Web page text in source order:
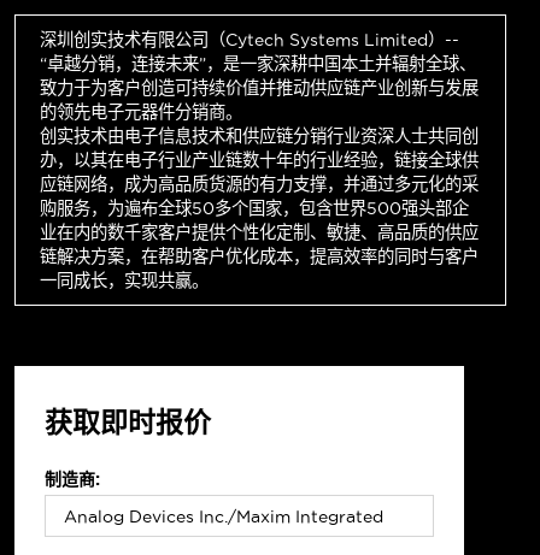
深圳创实技术有限公司（Cytech Systems Limited）--
“卓越分销，连接未来”，是一家深耕中国本土并辐射全球、
致力于为客户创造可持续价值并推动供应链产业创新与发展
的领先电子元器件分销商。
创实技术由电子信息技术和供应链分销行业资深人士共同创
办，以其在电子行业产业链数十年的行业经验，链接全球供
应链网络，成为高品质货源的有力支撑，并通过多元化的采
购服务，为遍布全球50多个国家，包含世界500强头部企
业在内的数千家客户提供个性化定制、敏捷、高品质的供应
链解决方案，在帮助客户优化成本，提高效率的同时与客户
一同成长，实现共赢。
获取即时报价
制造商: